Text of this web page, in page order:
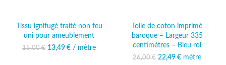
Tissu ignifugé traité non feu
uni pour ameublement
15,00€
Le prix initial était :
13,49 €
Le prix
/ mètre
Toile de coton imprimé
baroque – Largeur 335
centimètres – Bleu roi
26,00€ Le prix initial était :
22,49 €
Le prix
mètre